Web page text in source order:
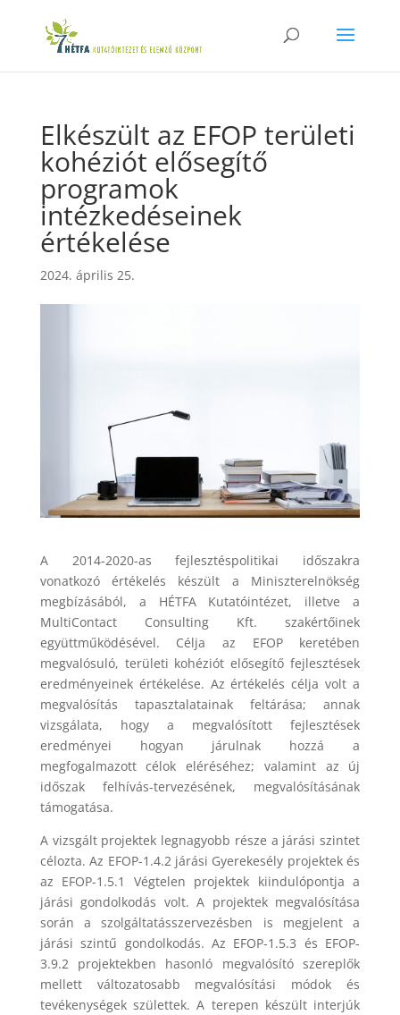
Elkészült az EFOP területi
kohéziót elősegítő
programok
intézkedéseinek
értékelése
2024. április 25.
A 2014-2020-as fejlesztéspolitikai időszakra
vonatkozó értékelés készült a Miniszterelnökség
megbízásából, a HÉTFA Kutatóintézet, illetve a
MultiContact Consulting Kft. szakértőinek
együttműködésével. Célja az EFOP keretében
megvalósuló, területi kohéziót elősegítő fejlesztések
eredményeinek értékelése. Az értékelés célja volt a
megvalósítás tapasztalatainak feltárása; annak
vizsgálata, hogy a megvalósított fejlesztések
eredményei hogyan járulnak hozzá a
megfogalmazott célok eléréséhez; valamint az új
időszak felhívás-tervezésének, megvalósításának
támogatása.
A vizsgált projektek legnagyobb része a járási szintet
célozta. Az EFOP-1.4.2 járási Gyerekesély projektek és
az EFOP-1.5.1 Végtelen projektek kiindulópontja a
járási gondolkodás volt. A projektek megvalósítása
során a szolgáltatásszervezésben is megjelent a
járási szintű gondolkodás. Az EFOP-1.5.3 és EFOP-
3.9.2 projektekben hasonló megvalósító szereplők
mellett változatosabb megvalósítási módok és
tevékenységek születtek. A terepen készült interjúk